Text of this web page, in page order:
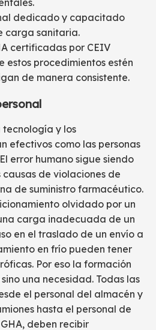
dedicado y capacitado
carga sanitaria.
certificadas por CEIV
estos procedimientos estén
de manera consistente.
tecnología y los
efectivos como las personas
error humano sigue siendo
de violaciones de
de suministro farmacéutico.
olvidado por un
carga inadecuada de un
en el traslado de un envío a
en frío pueden tener
Por eso la formación
una necesidad. Todas las
el personal del almacén y
hasta el personal de
deben recibir